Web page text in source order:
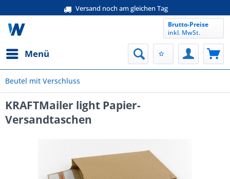
Versand noch am gleichen Tag
Menü
Brutto-Preise
inkl. MwSt.
Beutel mit Verschluss
KRAFTMailer light Papier-
Versandtaschen